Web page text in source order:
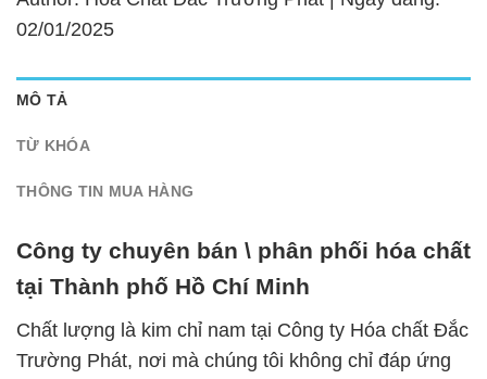
02/01/2025
MÔ TẢ
TỪ KHÓA
THÔNG TIN MUA HÀNG
Công ty chuyên bán \ phân phối hóa chất
tại Thành phố Hồ Chí Minh
Chất lượng là kim chỉ nam tại Công ty Hóa chất Đắc
Trường Phát, nơi mà chúng tôi không chỉ đáp ứng